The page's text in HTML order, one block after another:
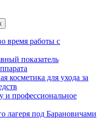
время работы с
показатель
косметика для ухода за
и профессиональное
лагеря под Барановичами